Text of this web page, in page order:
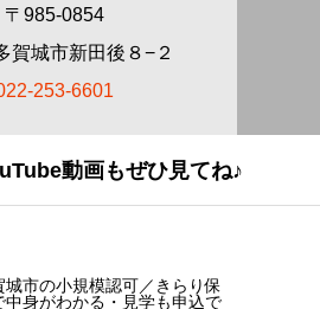
〒985-0854
賀城市新田後８−２
253-6601
動画もぜひ見てね♪